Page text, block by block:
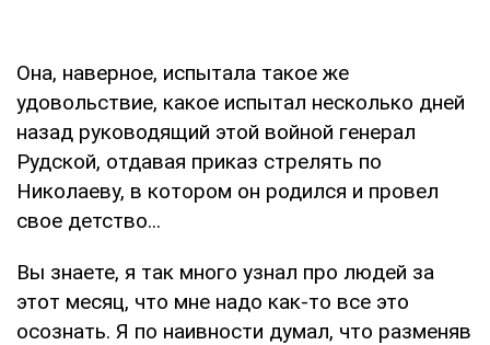
Она, наверное, испытала такое же
удовольствие, какое испытал несколько дней
назад руководящий этой войной генерал
Рудской, отдавая приказ стрелять по
Николаеву, в котором он родился и провел
свое детство...
Вы знаете, я так много узнал про людей за
этот месяц, что мне надо как-то все это
осознать. Я по наивности думал, что разменяв